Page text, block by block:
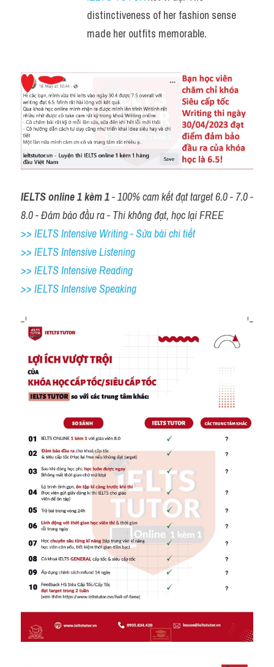
distinctiveness of her fashion sense
made her outfits memorable.
IELTS online 1 kèm 1 - 100% cam kết đạt target 6.0 - 7.0 -
8.0 - Đảm bảo đầu ra - Thi không đạt, học lại FREE
>> IELTS Intensive Writing - Sửa bài chi tiết
>> IELTS Intensive Listening
>> IELTS Intensive Reading
>> IELTS Intensive Speaking